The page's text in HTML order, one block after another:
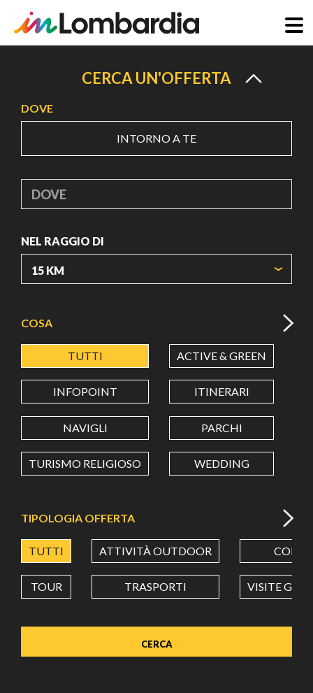
principale
CERCA UN'OFFERTA
DOVE
INTORNO A TE
DOVE
NEL RAGGIO DI
LATITUDINE
LONGITUDINE
Value in decimal degrees. Use dot (.) as decimal separator.
COSA
TUTTI ACTIVE & GREEN
INFOPOINT ITINERARI
NAVIGLI PARCHI
TURISMO RELIGIOSO WEDDING
TIPOLOGIA OFFERTA
TUTTI ATTIVITÀ OUTDOOR CORSI
TOUR TRASPORTI VISITE